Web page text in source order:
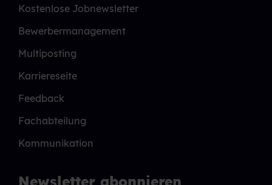
Kostenlose Jobnewsletter
Bewerbermanagement
Multiposting
Karriereseite
Feedback
Fachabteilung
Kommunikation
Newsletter abonnieren